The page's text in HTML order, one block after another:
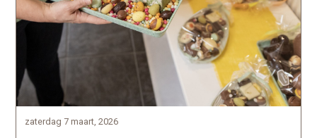
zaterdag 7 maart, 2026